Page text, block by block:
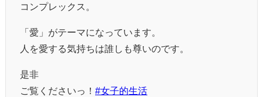
コンプレックス。
「愛」がテーマになっています。
人を愛する気持ちは誰しも尊いのです。
是非
ご覧くださいっ！ #女子的生活